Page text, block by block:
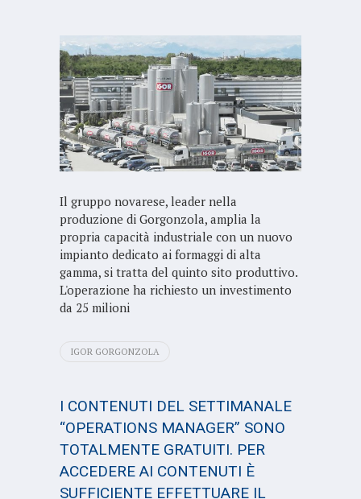
Il gruppo novarese, leader nella
produzione di Gorgonzola, amplia la
propria capacità industriale con un nuovo
impianto dedicato ai formaggi di alta
gamma, si tratta del quinto sito produttivo.
L'operazione ha richiesto un investimento
da 25 milioni
IGOR GORGONZOLA
I CONTENUTI DEL SETTIMANALE
“OPERATIONS MANAGER” SONO
TOTALMENTE GRATUITI. PER
ACCEDERE AI CONTENUTI È
SUFFICIENTE EFFETTUARE IL